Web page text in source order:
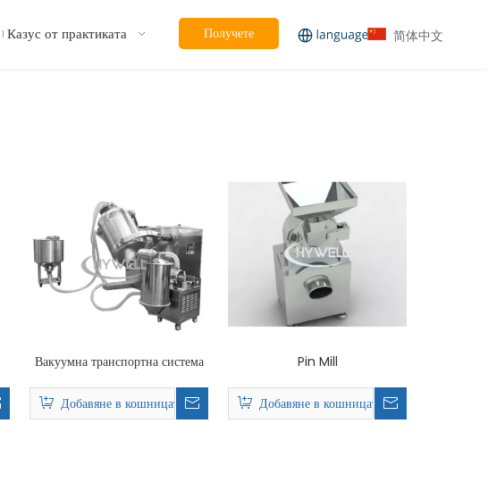
Казус от практиката
Получете
简体中文
Вакуумна транспортна система
Добавяне в кошницата
Pin Mill
Добавяне в кошницата